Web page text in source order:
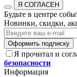
Я СОГЛАСЕН
Будьте в центре
Новинки, скидки,
Оформить подписку
Я прочитал и
безопасности
Информация